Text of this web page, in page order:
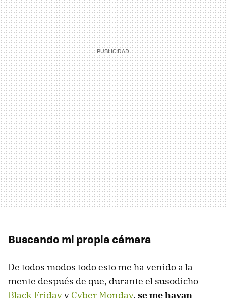
Buscando mi propia cámara
De todos modos todo esto me ha venido a la
mente después de que, durante el susodicho
Black Fridayy Cyber Monday, se me hayan